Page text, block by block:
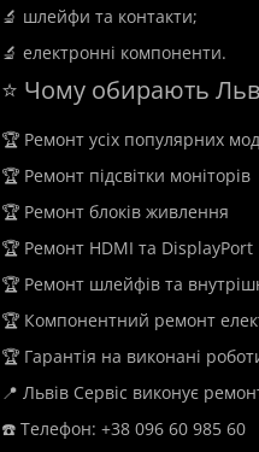
🔬 шлейфи та контакти;
🔬 електронні компоненти.
⭐ Чому обирають
🏆 Ремонт усіх популярних
🏆 Ремонт підсвітки моніторів
🏆 Ремонт блоків живлення
🏆 Ремонт HDMI та DisplayPort
🏆 Ремонт шлейфів та
🏆 Компонентний ремонт
🏆 Гарантія на виконані
📍 Львів Сервіс виконує
☎️ Телефон: +38 096 60 985 60